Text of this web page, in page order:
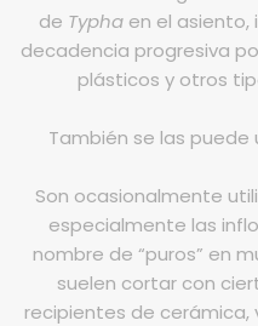
Sillas
Dormitorios
ÚTILES
de Typha en el asiento,
decadencia progresiva
plásticos y otros
También se las
Son ocasionalmente
especialmente las
nombre de “puros” en
suelen cortar con
recipientes de